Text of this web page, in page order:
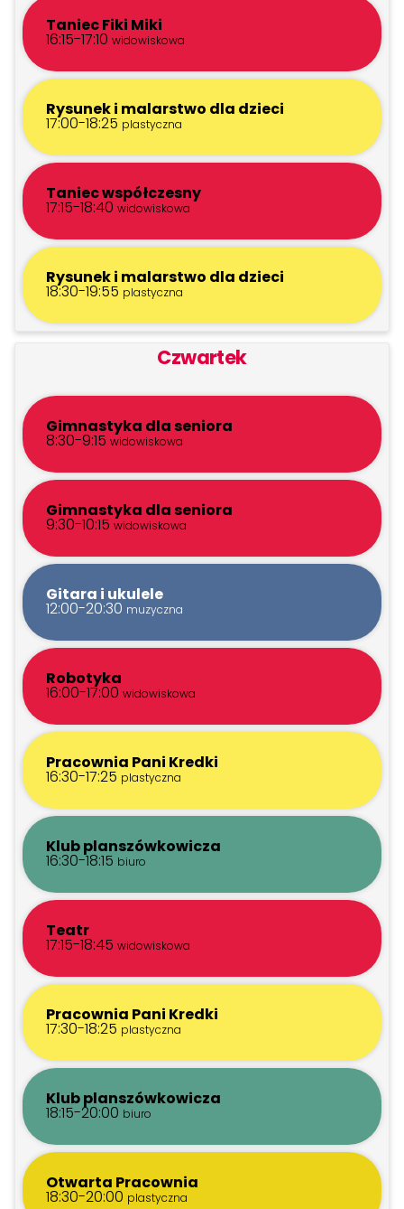
Taniec Fiki Miki
16:15-17:10 widowiskowa
Rysunek i malarstwo dla dzieci
17:00-18:25 plastyczna
Taniec współczesny
17:15-18:40 widowiskowa
Rysunek i malarstwo dla dzieci
18:30-19:55 plastyczna
Czwartek
Gimnastyka dla seniora
8:30-9:15 widowiskowa
Gimnastyka dla seniora
9:30-10:15 widowiskowa
Gitara i ukulele
12:00-20:30 muzyczna
Robotyka
16:00-17:00 widowiskowa
Pracownia Pani Kredki
16:30-17:25 plastyczna
Klub planszówkowicza
16:30-18:15 biuro
Teatr
17:15-18:45 widowiskowa
Pracownia Pani Kredki
17:30-18:25 plastyczna
Klub planszówkowicza
18:15-20:00 biuro
Otwarta Pracownia
18:30-20:00 plastyczna